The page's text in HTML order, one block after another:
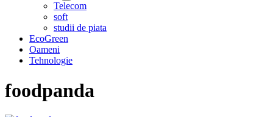
Telecom
soft
studii de piata
EcoGreen
Oameni
Tehnologie
foodpanda